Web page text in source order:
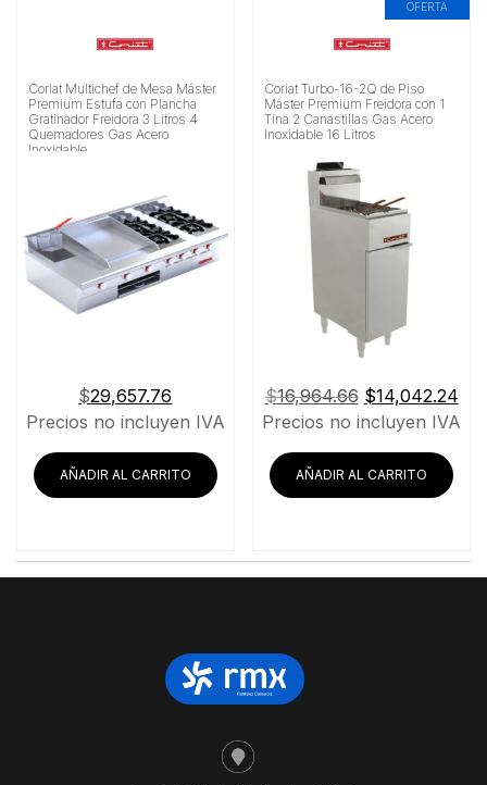
Coriat Multichef de Mesa Máster
Premium Estufa con Plancha
Gratinador Freidora 3 Litros 4
Quemadores Gas Acero
Inoxidable
$29,657.76
Precios no incluyen IVA
AÑADIR AL CARRITO
OFERTA
Coriat Turbo-16-2Q de Piso
Máster Premium Freidora con 1
Tina 2 Canastillas Gas Acero
Inoxidable 16 Litros
$16,964.66 El
precio
era:
$16,964.66.
$14,042.24El
Precios no incluyen IVA
AÑADIR AL CARRITO